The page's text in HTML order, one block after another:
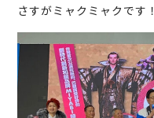
さすがミャクミャクです！